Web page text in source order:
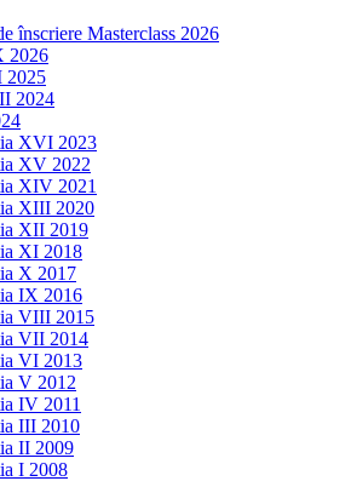
înscriere Masterclass 2026
2026
2025
2024
XVI 2023
XV 2022
XIV 2021
XIII 2020
XII 2019
XI 2018
X 2017
IX 2016
VIII 2015
VII 2014
VI 2013
V 2012
IV 2011
III 2010
II 2009
I 2008